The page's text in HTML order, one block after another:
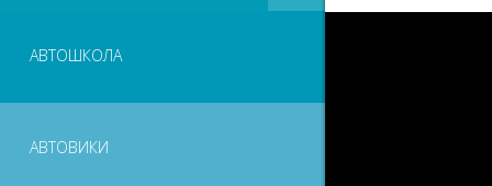
АВТОШКОЛА
АВТОВИКИ